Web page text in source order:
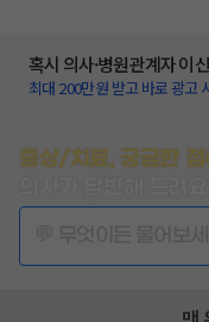
혹시 의사·병원관계자 이
최대 200만원 받고 바로 광고
증상/치료, 궁금한